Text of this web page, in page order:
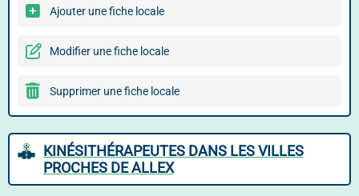
Ajouter une fiche locale
Modifier une fiche locale
Supprimer une fiche locale
KINÉSITHÉRAPEUTES DANS LES VILLES
PROCHES DE ALLEX